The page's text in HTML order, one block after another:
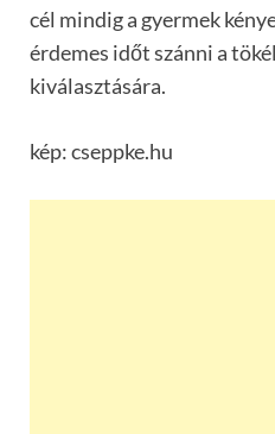
cél mindig a gyermek
érdemes időt szánni a
kiválasztására.
kép: cseppke.hu